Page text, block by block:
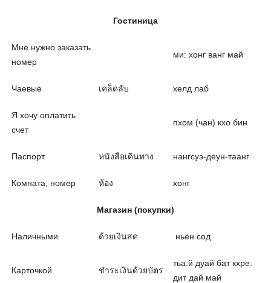
Гостиница
Мне нужно заказать
номер
ми: хонг ванг май
Чаевые เคล็ดลับ хелд лаб
Я хочу оплатить
счет
пхом (чан) кхо бин
Паспорт หนังสือเดินทาง нангсуэ-деун-таанг
Комната, номер ห้อง хонг
Магазин (покупки)
Наличными ด้วยเงินสด ньён сод
Карточкой ชำระเงินด้วยบัตร
тьа:й дуай бат кхре:
дит дай май